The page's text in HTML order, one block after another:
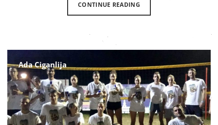
CONTINUE READING
Ada Ciganlija